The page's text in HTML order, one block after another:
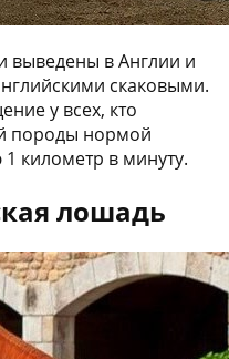
выведены в Англии и
скаковыми.
у всех, кто
породы нормой
1 километр в минуту.
лошадь